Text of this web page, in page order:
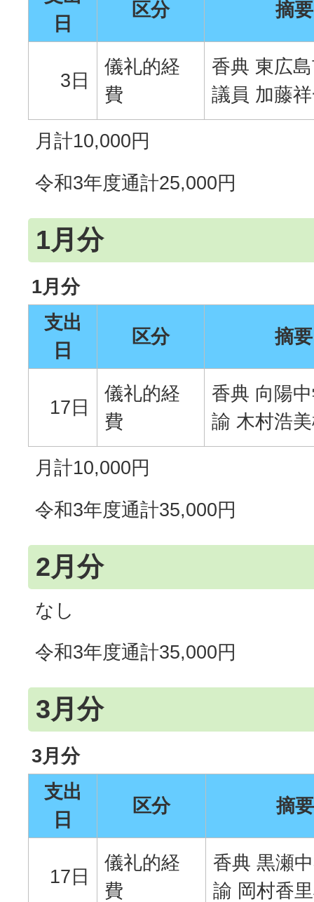
日
区分 摘要
3日
儀礼的経
費
香典 東広
議員 加藤
月計10,000円
令和3年度通計25,000円
1月分
1月分
支出
日
区分 摘要
17日
儀礼的経
費
香典 向陽
諭 木村浩
月計10,000円
令和3年度通計35,000円
2月分
なし
令和3年度通計35,000円
3月分
3月分
支出
日
区分 摘要
17日
儀礼的経
費
香典 黒瀬
諭 岡村香